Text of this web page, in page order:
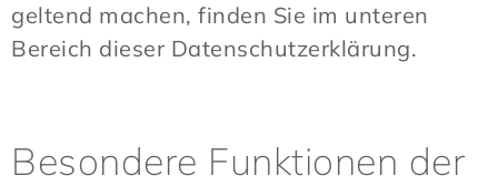
geltend machen, finden Sie im unteren
Bereich dieser Datenschutzerklärung.
Besondere Funktionen der